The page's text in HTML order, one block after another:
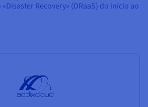
Recovery» (DRaaS) do início ao